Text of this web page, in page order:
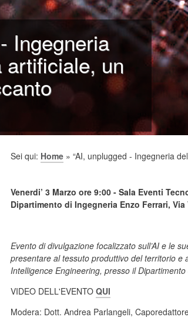
Ingegneria
artificiale, un
Sei qui: Home » “AI, unplugged - Ingegneria
Venerdi’ 3 Marzo ore 9:00 - Sala Eventi
Dipartimento di Ingegneria Enzo Ferrari,
Evento di divulgazione focalizzato sull’AI e le
presentare al tessuto produttivo del territorio e
Intelligence Engineering, presso il
VIDEO DELL'EVENTO QUI
Modera: Dott. Andrea Parlangeli,